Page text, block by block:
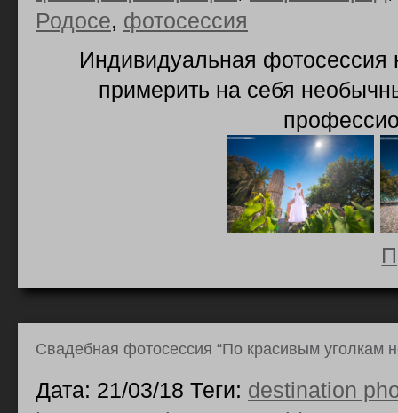
Родосе, фотосессия
Индивидуальная фотосессия
примерить на себя
Свадебная фотосессия “По красивым уголкам
Дата: 21/03/18 Теги: destination